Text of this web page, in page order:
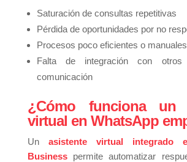
Saturación de consultas repetitivas
Pérdida de oportunidades por no
Procesos poco eficientes o manuales
Falta de integración con
comunicación
¿Cómo funciona un
virtual en WhatsApp
Un asistente virtual integrado
Businesspermite automatizar